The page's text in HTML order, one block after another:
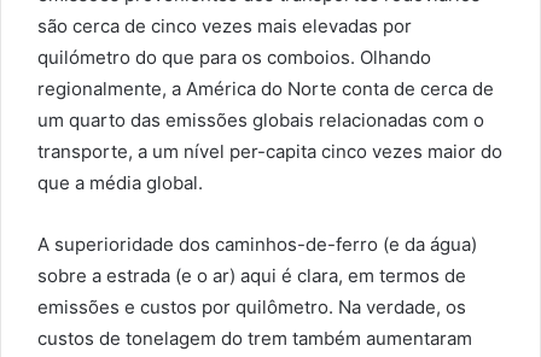
são cerca de cinco vezes mais elevadas por
quilómetro do que para os comboios. Olhando
regionalmente, a América do Norte conta de cerca de
um quarto das emissões globais relacionadas com o
transporte, a um nível per-capita cinco vezes maior do
que a média global.
A superioridade dos caminhos-de-ferro (e da água)
sobre a estrada (e o ar) aqui é clara, em termos de
emissões e custos por quilômetro. Na verdade, os
custos de tonelagem do trem também aumentaram